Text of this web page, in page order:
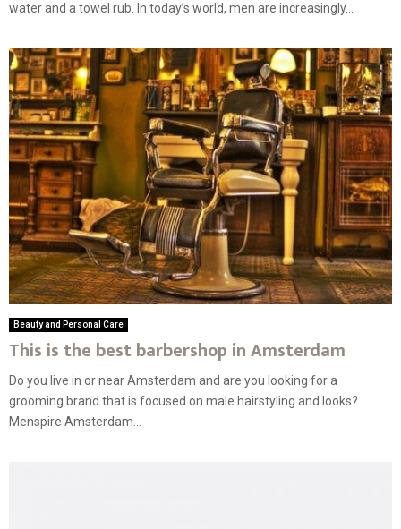
water and a towel rub. In today’s world, men are increasingly...
Beauty and Personal Care
This is the best barbershop in Amsterdam
Do you live in or near Amsterdam and are you looking for a
grooming brand that is focused on male hairstyling and looks?
Menspire Amsterdam...